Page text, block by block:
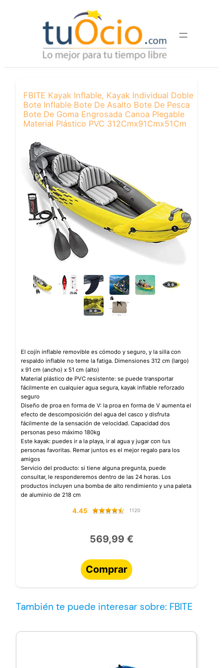
FBITE Kayak Inflable, Kayak Individual Doble
Bote Inflable Bote De Asalto Bote De Pesca
Bote De Goma Engrosada Canoa Plegable
Material Plástico PVC 312Cmx91Cmx51Cm
El cojín inflable removible es cómodo y seguro, y la silla con
respaldo inflable no teme la fatiga. Dimensiones 312 cm (largo)
x 91 cm (ancho) x 51 cm (alto)
Material plástico de PVC resistente: se puede transportar
fácilmente en cualquier agua segura, kayak inflable reforzado
seguro
Diseño de proa en forma de V: la proa en forma de V aumenta el
efecto de descomposición del agua del casco y disfruta
fácilmente de la sensación de velocidad. Capacidad dos
personas peso máximo 180kg
Este kayak: puedes ir a la playa, ir al agua y jugar con tus
personas favoritas. Remar juntos es el mejor regalo para los
amigos
Servicio del producto: si tiene alguna pregunta, puede
consultar, le responderemos dentro de las 24 horas. Los
productos incluyen una bomba de alto rendimiento y una paleta
de aluminio de 218 cm
4.45 1120
569,99 €
Comprar
También te puede interesar sobre: FBITE